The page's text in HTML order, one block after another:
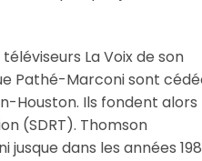
La Voix de son
Pathé-Marconi sont
Houston. Ils fondent alors
(SDRT). Thomson
dans les années